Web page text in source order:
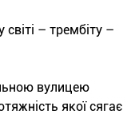
– трембіту –
вулицею
якої сягає